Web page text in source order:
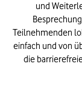
und
Teilnehmenden
einfach und von
die